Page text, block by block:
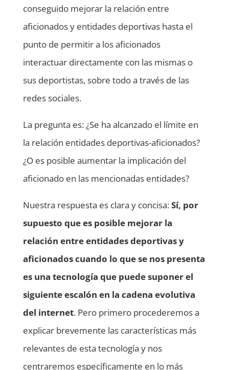
conseguido mejorar la relación entre
aficionados y entidades deportivas hasta el
punto de permitir a los aficionados
interactuar directamente con las mismas o
sus deportistas, sobre todo a través de las
redes sociales.
La pregunta es: ¿Se ha alcanzado el límite en
la relación entidades deportivas-aficionados?
¿O es posible aumentar la implicación del
aficionado en las mencionadas entidades?
Nuestra respuesta es clara y concisa:Sí, por
supuesto que es posible mejorar la
relación entre entidades deportivas y
aficionados cuando lo que se nos presenta
es una tecnología que puede suponer el
siguiente escalón en la cadena evolutiva
del internet. Pero primero procederemos a
explicar brevemente las características más
relevantes de esta tecnología y nos
centraremos específicamente en lo más